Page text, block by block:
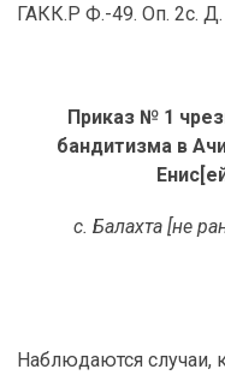
ГАКК.Р Ф.-49. Оп. 2с. Д.
Приказ № 1
бандитизма в
с. Балахта [не
Наблюдаются случаи,